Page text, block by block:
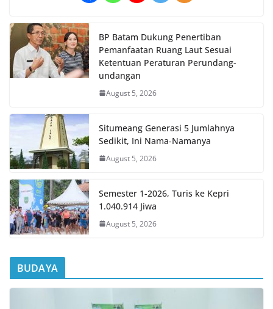
BP Batam Dukung Penertiban
Pemanfaatan Ruang Laut Sesuai
Ketentuan Peraturan Perundang-
undangan
August 5, 2026
Situmeang Generasi 5 Jumlahnya
Sedikit, Ini Nama-Namanya
August 5, 2026
Semester 1-2026, Turis ke Kepri
1.040.914 Jiwa
August 5, 2026
BUDAYA